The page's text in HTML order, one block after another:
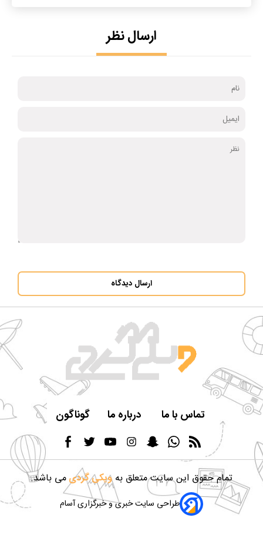
ارسال نظر
ارسال دیدگاه
تماس با ما درباره ما گوناگون
تمام حقوق این سایت متعلق بهویکی گردیمی باشد.
طراحی سایت خبری و خبرگزاری آسام